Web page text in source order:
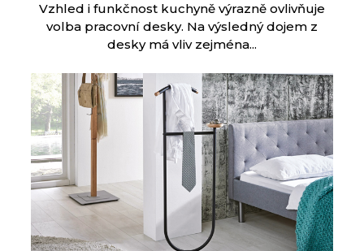
Vzhled i funkčnost kuchyně výrazně ovlivňuje
volba pracovní desky. Na výsledný dojem z
desky má vliv zejména...